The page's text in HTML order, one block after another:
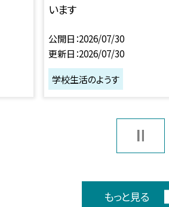
います
公開日 2026/07/30
更新日 2026/07/30
学校生活のようす
もっと見る